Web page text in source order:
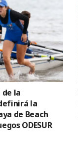
de la
la
de Beach
ODESUR